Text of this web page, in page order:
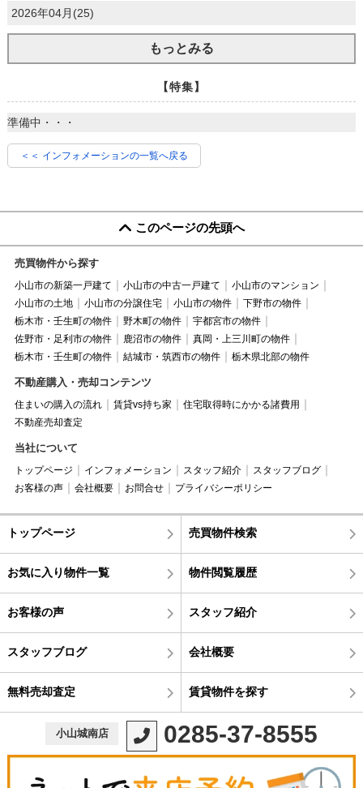
2026年04月(25)
もっとみる
【特集】
準備中・・・
＜＜ インフォメーションの一覧へ戻る
このページの先頭へ
売買物件から探す
小山市の新築一戸建て 小山市の中古一戸建て
小山市のマンション
小山市の土地
小山市の分譲住宅 小山市の物件
下野市の物件
栃木市・壬生町の物件
野木町の物件
宇都宮市の物件
佐野市・足利市の物件
鹿沼市の物件
真岡・上三川町の物件
栃木市・壬生町の物件
結城市・筑西市の物件 栃木県北部の物件
不動産購入・売却コンテンツ
住まいの購入の流れ 賃貸vs持ち家
住宅取得時にかかる諸費用
不動産売却査定
当社について
トップページ インフォメーション スタッフ紹介
スタッフブログ
お客様の声
会社概要 お問合せ プライバシーポリシー
トップページ 売買物件検索
お気に入り物件一覧 物件閲覧履歴
お客様の声 スタッフ紹介
スタッフブログ 会社概要
無料売却査定 賃貸物件を探す
小山城南店 0285-37-8555